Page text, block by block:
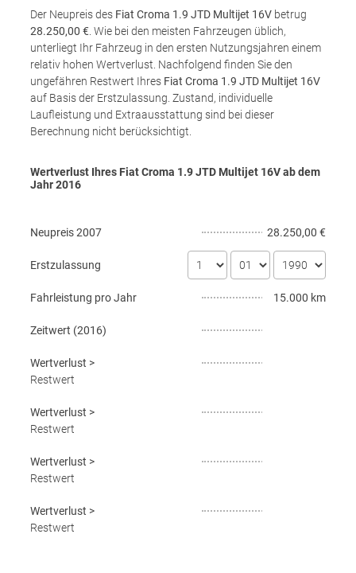
Der Neupreis des Fiat Croma 1.9 JTD Multijet 16V betrug
28.250,00 € . Wie bei den meisten Fahrzeugen üblich,
unterliegt Ihr Fahrzeug in den ersten Nutzungsjahren einem
relativ hohen Wertverlust. Nachfolgend finden Sie den
ungefähren Restwert Ihres Fiat Croma 1.9 JTD Multijet 16V
auf Basis der Erstzulassung. Zustand, individuelle
Laufleistung und Extraausstattung sind bei dieser
Berechnung nicht berücksichtigt.
Wertverlust Ihres Fiat Croma 1.9 JTD Multijet 16V ab dem
Jahr2016
Neupreis2007 28.250,00 €
Erstzulassung
Fahrleistung pro Jahr 15.000 km
Zeitwert (2016)
Wertverlust >
Restwert
Wertverlust >
Restwert
Wertverlust >
Restwert
Wertverlust >
Restwert